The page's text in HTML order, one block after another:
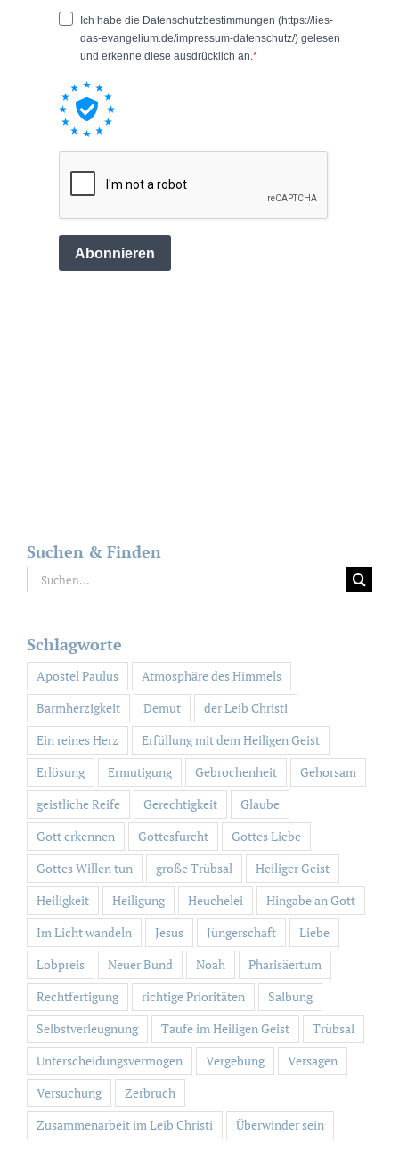
Suchen & Finden
Suche
nach:
Schlagworte
Apostel Paulus
Atmosphäre des Himmels
Barmherzigkeit
Demut
der Leib Christi
Ein reines Herz
Erfüllung mit dem Heiligen Geist
Erlösung
Ermutigung Gebrochenheit
Gehorsam
geistliche Reife
Gerechtigkeit
Glaube
Gott erkennen
Gottesfurcht
Gottes Liebe
Gottes Willen tun
große Trübsal
Heiliger Geist
Heiligkeit
Heiligung Heuchelei
Hingabe an Gott
Im Licht wandeln
Jesus Jüngerschaft
Liebe
Lobpreis
Neuer Bund Noah
Pharisäertum
Rechtfertigung
richtige Prioritäten
Salbung
Selbstverleugnung
Taufe im Heiligen Geist
Trübsal
Unterscheidungsvermögen
Vergebung
Versagen
Versuchung
Zerbruch
Zusammenarbeit im Leib Christi
Überwinder sein